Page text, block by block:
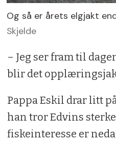
Og så er årets elgjakt
Skjelde
– Jeg ser fram til
blir det
Pappa Eskil drar litt
han tror Edvins
fiskeinteresse er